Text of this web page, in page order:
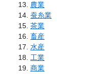
農業
蚕糸業
茶業
畜産
水産
工業
商業